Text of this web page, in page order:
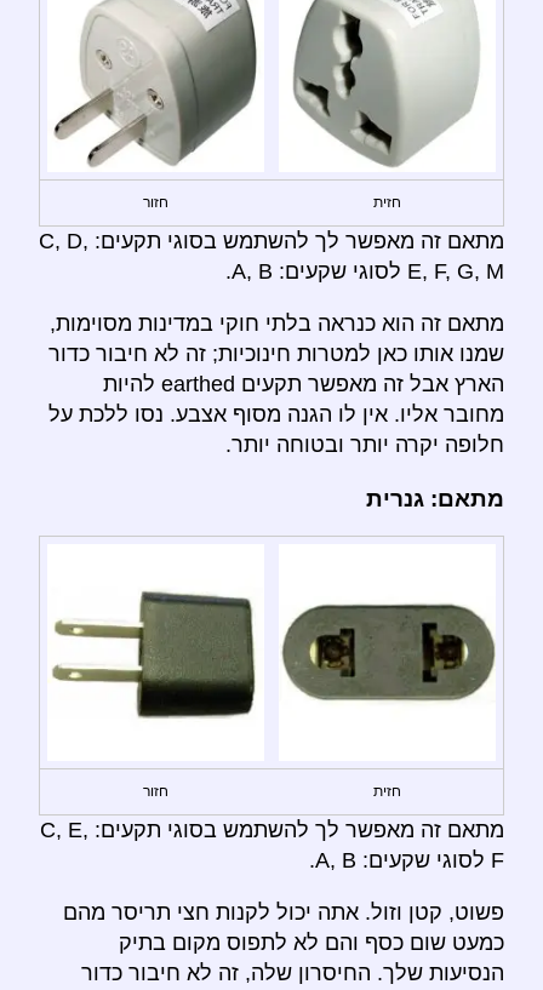
חזית חזור
מתאם זה מאפשר לך להשתמש בסוגי תקעים: C, D,
E, F, G, M לסוגי שקעים: A, B.
מתאם זה הוא כנראה בלתי חוקי במדינות מסוימות,
שמנו אותו כאן למטרות חינוכיות; זה לא חיבור כדור
הארץ אבל זה מאפשר תקעים earthed להיות
מחובר אליו. אין לו הגנה מסוף אצבע. נסו ללכת על
חלופה יקרה יותר ובטוחה יותר.
מתאם: גנרית
חזית חזור
מתאם זה מאפשר לך להשתמש בסוגי תקעים: C, E,
F לסוגי שקעים: A, B.
פשוט, קטן וזול. אתה יכול לקנות חצי תריסר מהם
כמעט שום כסף והם לא לתפוס מקום בתיק
הנסיעות שלך. החיסרון שלה, זה לא חיבור כדור